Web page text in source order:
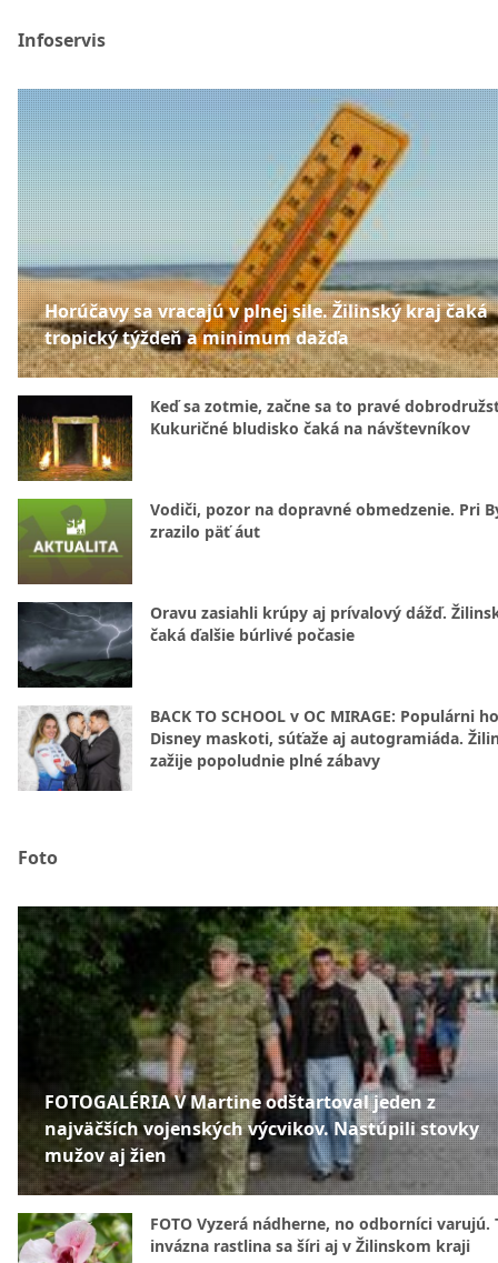
Infoservis
Horúčavy sa vracajú v plnej sile. Žilinský kraj čaká
tropický týždeň a minimum dažďa
Keď sa zotmie, začne sa to pravé
Kukuričné bludisko čaká na návštevníkov
Vodiči, pozor na dopravné obmedzenie. Pri
zrazilo päť áut
Oravu zasiahli krúpy aj prívalový dážď.
čaká ďalšie búrlivé počasie
BACK TO SCHOOL v OC MIRAGE: Populárni
Disney maskoti, súťaže aj autogramiáda.
zažije popoludnie plné zábavy
Foto
FOTOGALÉRIA V Martine odštartoval jeden z
najväčších vojenských výcvikov. Nastúpili stovky
mužov aj žien
FOTO Vyzerá nádherne, no odborníci varujú.
invázna rastlina sa šíri aj v Žilinskom kraji